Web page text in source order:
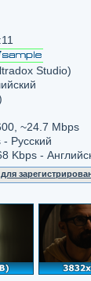
Studio)
~24.7 Mbps
Русский
Kbps -